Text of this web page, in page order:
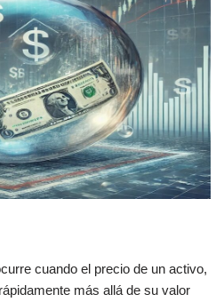
cuando el precio de un activo,
más allá de su valor